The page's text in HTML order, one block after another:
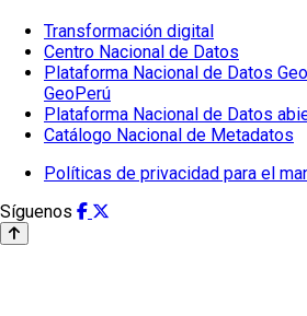
Transformación digital
Centro Nacional de Datos
Plataforma Nacional de Datos
GeoPerú
Plataforma Nacional de Datos
Catálogo Nacional de Metadatos
Políticas de privacidad para el
Síguenos